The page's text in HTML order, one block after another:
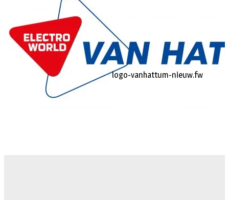
logo-vanhattum-nieuw.fw